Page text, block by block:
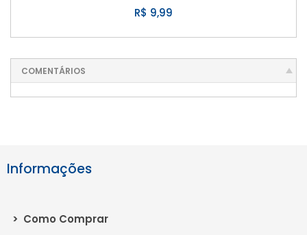
R$ 9,99
COMENTÁRIOS
Informações
> Como Comprar